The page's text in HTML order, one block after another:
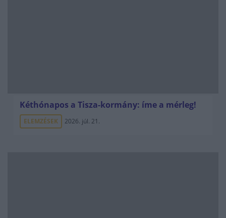
Kéthónapos a Tisza-kormány: íme a mérleg!
ELEMZÉSEK 2026. júl. 21.